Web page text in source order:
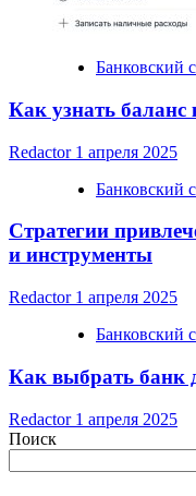
Банковский
Как узнать
Redactor 1 апреля 2025
Банковский
Стратегии
и инструменты
Redactor 1 апреля 2025
Банковский
Как выбрать банк
Redactor 1 апреля 2025
Поиск